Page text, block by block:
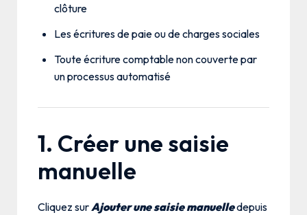
clôture
Les écritures de paie ou de charges sociales
Toute écriture comptable non couverte par
un processus automatisé
1. Créer une saisie
manuelle
Cliquez surAjouter une saisie manuelledepuis